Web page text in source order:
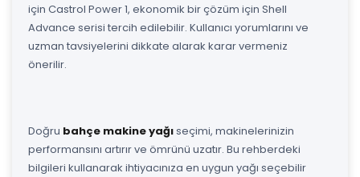
için Castrol Power 1, ekonomik bir çözüm için Shell
Advance serisi tercih edilebilir. Kullanıcı yorumlarını ve
uzman tavsiyelerini dikkate alarak karar vermeniz
önerilir.
Doğru bahçe makine yağıseçimi, makinelerinizin
performansını artırır ve ömrünü uzatır. Bu rehberdeki
bilgileri kullanarak ihtiyacınıza en uygun yağı seçebilir